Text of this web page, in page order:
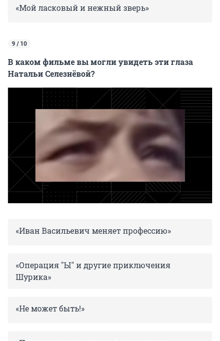
«Мой ласковый и нежный зверь»
9 / 10
В каком фильме вы могли увидеть эти глаза
Натальи Селезнёвой?
«Иван Васильевич меняет профессию»
«Операция "Ы" и другие приключения
Шурика»
«Не может быть!»